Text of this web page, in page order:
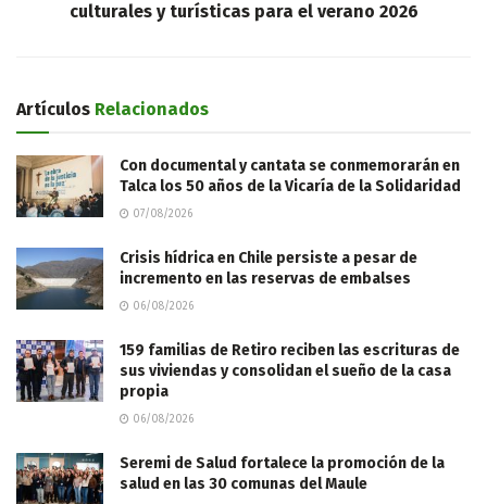
culturales y turísticas para el verano 2026
Artículos Relacionados
Con documental y cantata se conmemorarán en
Talca los 50 años de la Vicaría de la Solidaridad
07/08/2026
Crisis hídrica en Chile persiste a pesar de
incremento en las reservas de embalses
06/08/2026
159 familias de Retiro reciben las escrituras de
sus viviendas y consolidan el sueño de la casa
propia
06/08/2026
Seremi de Salud fortalece la promoción de la
salud en las 30 comunas del Maule